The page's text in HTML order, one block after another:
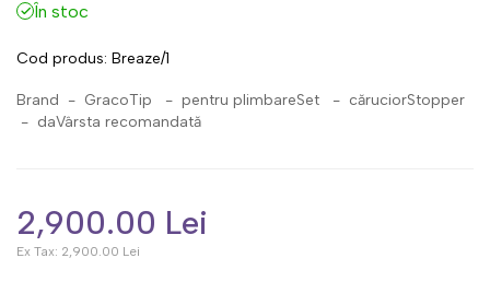
În stoc
Cod produs: Breaze/1
Brand - GracoTip - pentru plimbareSet - căruciorStopper
- daVârsta recomandată
2,900.00 Lei
Ex Tax: 2,900.00 Lei